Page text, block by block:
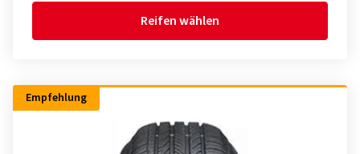
Reifen wählen
Empfehlung